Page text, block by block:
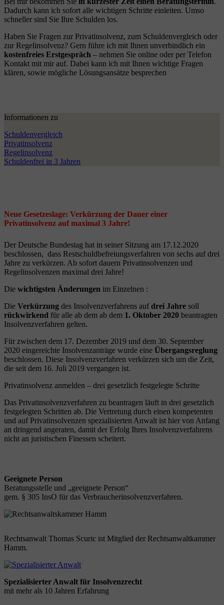
Dadurch kann ich sofort alle wichtigen Schritte einleiten. Umso
schneller sind Sie Ihre Schulden los.
Haben Sie Fragen zur Privatinsolvenz, zum Schuldenvergleich oder
zur Regelinsolvenz? Gern führe ich mit Ihnen unverbindlich ein
kostenfreies Erstgespräch – nehmen Sie online oder per Telefon
Kontakt mit mir auf. Dabei kann ich mit Ihnen wichtige Fragen
klären, sowie mögliche Lösungsansätze besprechen
Informationen zu
Schuldenvergleich
Privatinsolvenz
Regelinsolvenz
Schuldenfrei in 3 Jahren
Neue Gesetzeslage: Verkürzung der Dauer einer
Privatinsolvenz auf maximal 3 Jahre!
Der Deutsche Bundestag hat in seiner Sitzung am 17.12.2020
beschlossen, dass Restschuldbefreiungsverfahren von sechs auf drei
Jahre zu verkürzen. Ab sofort dauern Privatinsolvenzen und
Regelinsolvenzen maximal drei Jahre!
Die wichtigsten Änderungen im Einzelnen :
Die Verkürzung des Insolvenzverfahrens aufdrei Jahre soll
rückwirkend für alle ab dem ab dem 1. Oktober 2020 beantragten
Insolvenzverfahren gelten.
Für zwischen dem 17. Dezember 2019 und dem 30. September
2020 eingereichte Insolvenzanträge wurde eine Übergangsreglung
beschlossen. Diese Insolvenzverfahren verkürzen sich um die Zeit,
die seit dem 16. Juli 2019 vergangen ist.
Privatinsolvenz anmelden – drei gesetzlich festgelegte Schritte
Das Privatinsolvenzverfahren zu beantragen läuft in drei gesetzlich
festgelegten Schritten ab. Die Vertretung durch einen kompetenten
und auf Privatinsolvenzen spezialisierten Anwalt ist hier von Anfang
an dringend angeraten, damit der Erfolg Ihres Insolvenzverfahrens
nicht an juristischen Finessen scheitert.
Geeignete Person
Beratungsstelle und „geeignete Person“
gem. § 305 InsO für das Verbraucherinsolvenzverfahren.
Rechtsanwalt Thomas Scuric ist Mitglied der Rechtsanwaltkammer
Hamm.
Spezialisierter Anwalt für Insolvenzrecht
mit mehr als 10 Jahren Erfahrung